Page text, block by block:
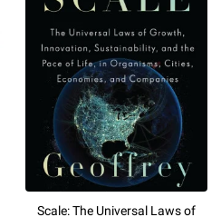
Scale: The Universal Laws of